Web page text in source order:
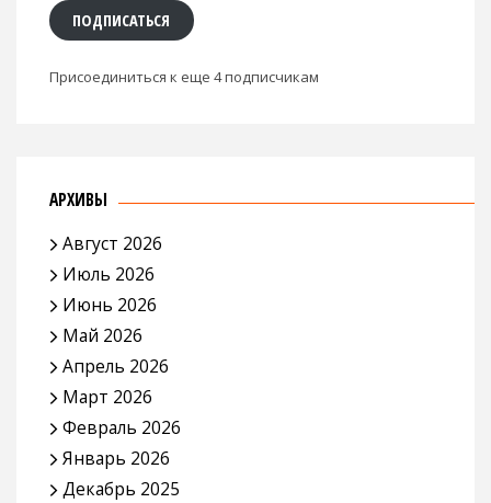
ПОДПИСАТЬСЯ
Присоединиться к еще 4 подписчикам
АРХИВЫ
Август 2026
Июль 2026
Июнь 2026
Май 2026
Апрель 2026
Март 2026
Февраль 2026
Январь 2026
Декабрь 2025